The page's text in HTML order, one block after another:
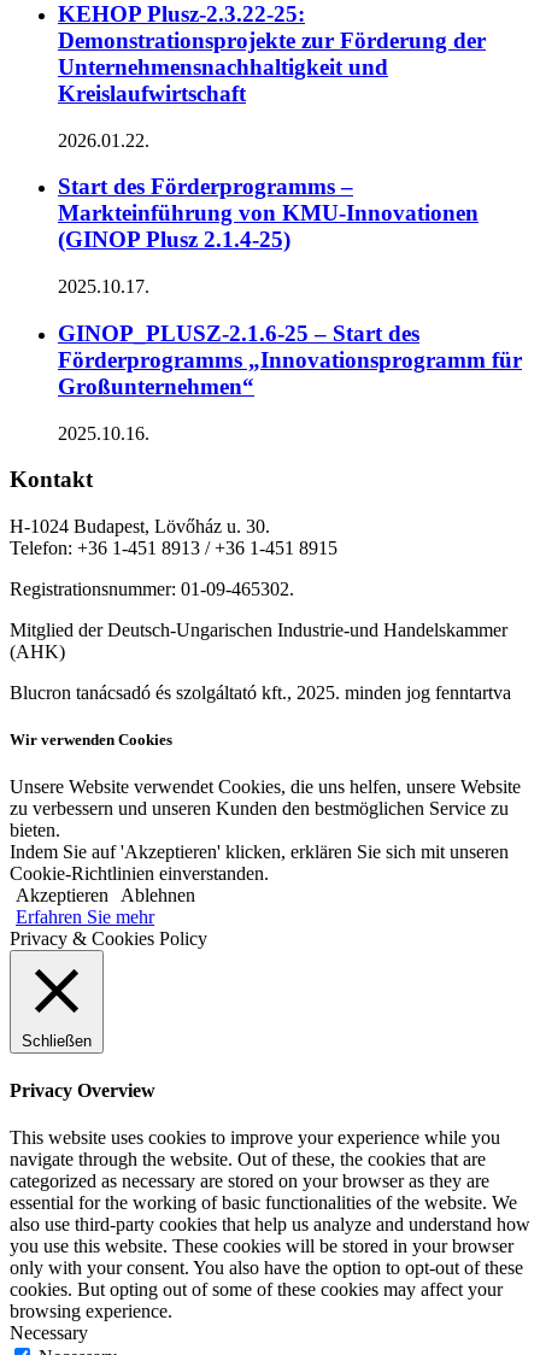
KEHOP Plusz-2.3.22-25:
Demonstrationsprojekte zur Förderung der
Unternehmensnachhaltigkeit und
Kreislaufwirtschaft
2026.01.22.
Start des Förderprogramms –
Markteinführung von KMU-Innovationen
(GINOP Plusz 2.1.4-25)
2025.10.17.
GINOP_PLUSZ-2.1.6-25 – Start des
Förderprogramms „Innovationsprogramm für
Großunternehmen“
2025.10.16.
Kontakt
H-1024 Budapest, Lövőház u. 30.
Telefon: +36 1-451 8913 / +36 1-451 8915
Registrationsnummer: 01-09-465302.
Mitglied der Deutsch-Ungarischen Industrie-und Handelskammer
(AHK)
Blucron tanácsadó és szolgáltató kft., 2025. minden jog fenntartva
Wir verwenden Cookies
Unsere Website verwendet Cookies, die uns helfen, unsere Website
zu verbessern und unseren Kunden den bestmöglichen Service zu
bieten.
Indem Sie auf 'Akzeptieren' klicken, erklären Sie sich mit unseren
Cookie-Richtlinien einverstanden.
Akzeptieren
Ablehnen
Erfahren Sie mehr
Privacy & Cookies Policy
Schließen
Privacy Overview
This website uses cookies to improve your experience while you
navigate through the website. Out of these, the cookies that are
categorized as necessary are stored on your browser as they are
essential for the working of basic functionalities of the website. We
also use third-party cookies that help us analyze and understand how
you use this website. These cookies will be stored in your browser
only with your consent. You also have the option to opt-out of these
cookies. But opting out of some of these cookies may affect your
browsing experience.
Necessary